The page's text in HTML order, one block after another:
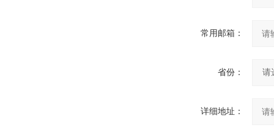
常用邮箱：
省份：
详细地址：